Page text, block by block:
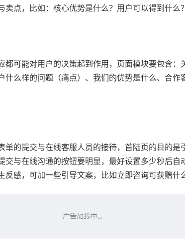
点，比如：核心优势是什么？用户可以得到什么？
都可能对用户的决策起到作用，页面模块要包含：
什么样的问题（痛点）、我们的优势是什么、合作
单的提交与在线客服人员的接待，首陆页的目的是
交与在线沟通的按钮要明显，最好设置多少秒后自
感，可加一些引导文案，比如立即咨询可获赠什